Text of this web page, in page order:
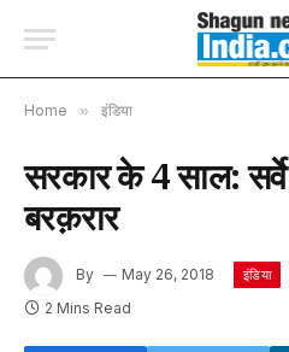
Home » इंडिया
सरकार के 4 साल:
बरक़रार
By May 26, 2018 इंडिया
2 Mins Read